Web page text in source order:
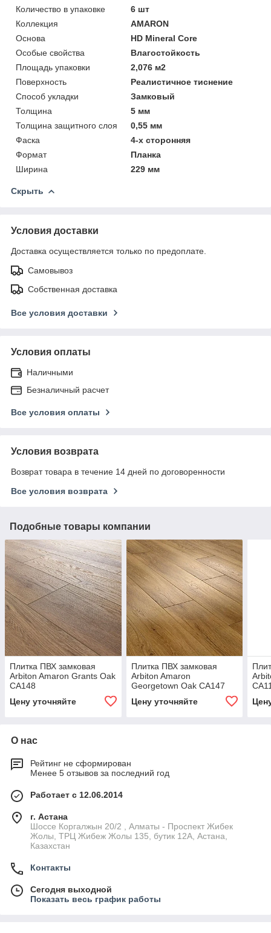
Количество в упаковке
6 шт
Коллекция
AMARON
Основа
HD Mineral Core
Особые свойства
Влагостойкость
Площадь упаковки
2,076 м2
Поверхность
Реалистичное тиснение
Способ укладки
Замковый
Толщина
5 мм
Толщина защитного слоя
0,55 мм
Фаска
4-х сторонняя
Формат
Планка
Ширина
229 мм
Скрыть
Условия доставки
Доставка осуществляется только по предоплате.
Самовывоз
Собственная доставка
Все условия доставки
Условия оплаты
Наличными
Безналичный расчет
Все условия оплаты
Условия возврата
Возврат товара в течение 14 дней по договоренности
Все условия возврата
Подобные товары компании
Плитка ПВХ замковая
Arbiton Amaron Grants Oak
CA148
Цену уточняйте
Плитка ПВХ замковая
Arbiton Amaron
Georgetown Oak CA147
Цену уточняйте
О нас
Рейтинг не сформирован
Менее 5 отзывов за последний год
Работает с 12.06.2014
г. Астана
Шоссе Коргалжын 20/2 , Алматы - Проспект Жибек
Жолы, ТРЦ Жибеж Жолы 135, бутик 12А, Астана,
Казахстан
Контакты
Сегодня выходной
Показать весь график работы